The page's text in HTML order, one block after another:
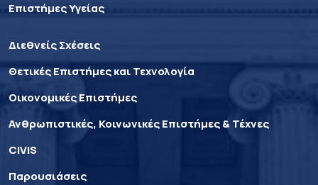
Επιστήμες Υγείας
Διεθνείς Σχέσεις
Θετικές Επιστήμες και Τεχνολογία
Οικονομικές Επιστήμες
Ανθρωπιστικές, Κοινωνικές Επιστήμες & Τέχνες
CIVIS
Παρουσιάσεις